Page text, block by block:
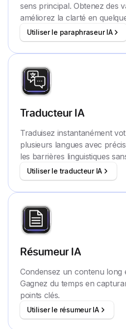
sens principal. Obtenez des
améliorez la clarté en
Utiliser le paraphraseur IA
Traducteur IA
Traduisez instantanément
plusieurs langues avec
les barrières linguistiques
Utiliser le traducteur IA
Résumeur IA
Condensez un contenu long
Gagnez du temps en
points clés.
Utiliser le résumeur IA